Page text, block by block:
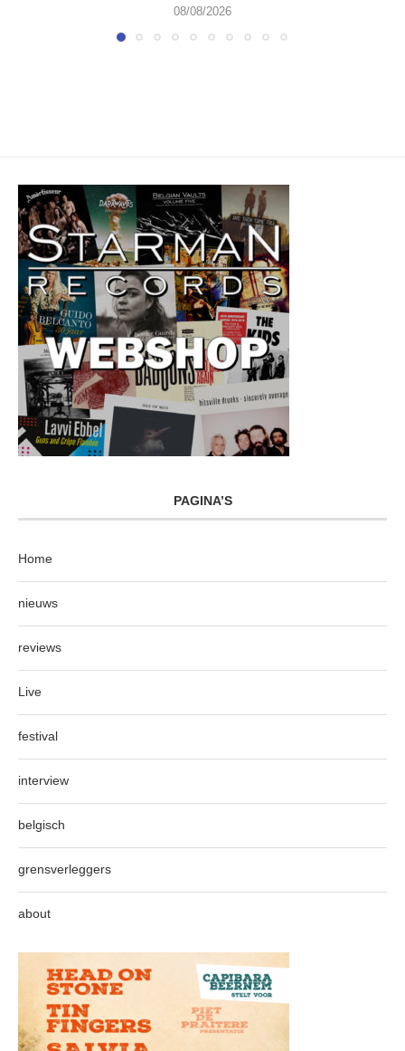
08/08/2026
PAGINA’S
Home
nieuws
reviews
Live
festival
interview
belgisch
grensverleggers
about